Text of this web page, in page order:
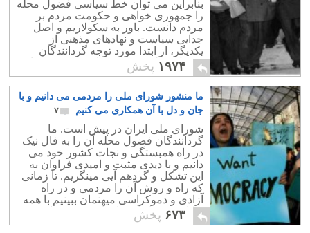
بنابراین می توان خط سیاسی فضول محله
را جمهوری خواهی و حکومت مردم بر
مردم دانست. باور به سکولاریم و اصل
جدایی سیاست و نهادهای مذهبی از
یکدیگر، از ابتدا مورد توجه گردانندگان
فضول محله بوده و همواره نیز بدین پندار،
وفادار خواهیم ماند.
۱۹۷۴ پخش
ما منشور شورای ملی را مردمی می دانیم و با
جان و دل با آن همکاری می کنیم
۷
شورای ملی ایران در پیش است. ما
گردانندگان فضول محله آن را به فال نیک
در راه همبستگی و نجات کشور خود می
دانیم و با دیدی مثبت و امیدی فراوان به
این تشکل و گردهم آیی مینگریم. تا زمانی
که راه و روش آن را مردمی و در راه
آزادی و دموکراسی میهنمان ببینیم با همه
توانایی خود از آن جانبداری و پشتیبانی می
کنیم.
۶۷۳ پخش